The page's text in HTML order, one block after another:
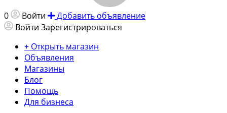
0 Войти
Добавить объявление
Войти Зарегистрироваться
+ Открыть магазин
Объявления
Магазины
Блог
Помощь
Для бизнеса